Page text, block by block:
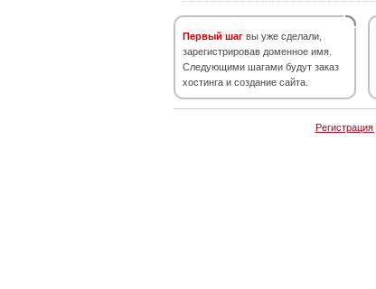
Первый шаг вы уже сделали,
зарегистрировав доменное имя.
Следующими шагами будут заказ
хостинга и создание сайта.